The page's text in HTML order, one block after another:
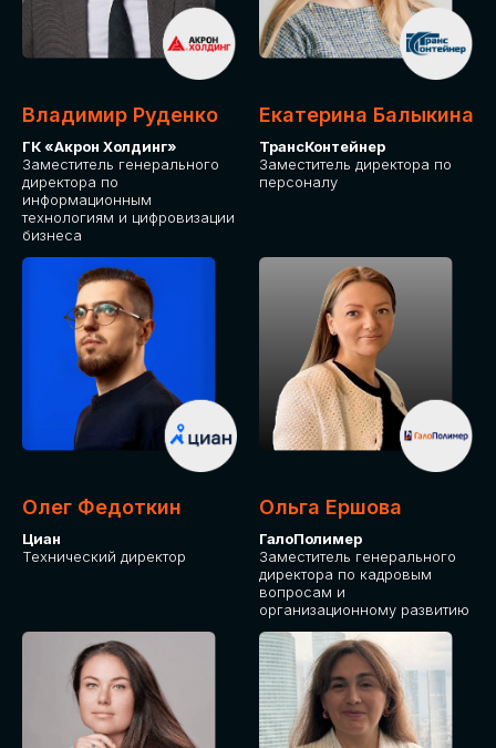
Владимир Руденко
ГК «Акрон Холдинг»
Заместитель генерального
директора по
информационным
технологиям и цифровизации
бизнеса
Екатерина Балыкина
ТрансКонтейнер
Заместитель директора по
персоналу
Олег Федоткин
Циан
Технический директор
Ольга Ершова
ГалоПолимер
Заместитель генерального
директора по кадровым
вопросам и
организационному развитию